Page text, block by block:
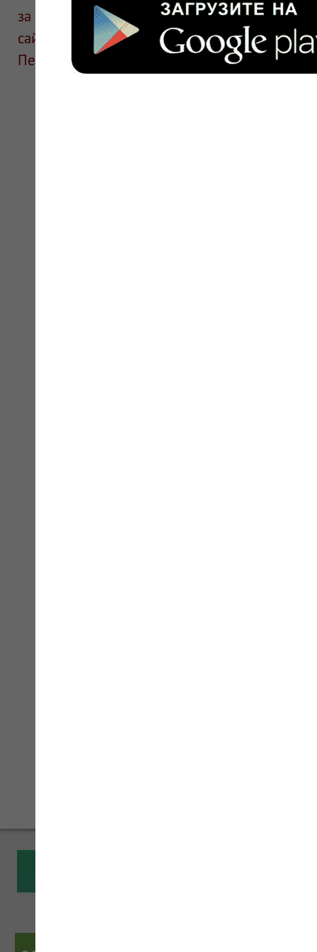
за информацию в отзывах. Описание
сайте для ознакомления и не является
Перед применением необходима